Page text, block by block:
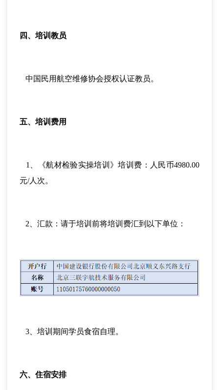
四、培训教员
中国民用航空维修协会授权认证教员。
五、培训费用
1、《航材检验实操培训》培训费：人民币4980.00
元/人次。
2、汇款：请于培训前将培训费汇到以下单位：
3、培训期间学员食宿自理。
六、住宿安排